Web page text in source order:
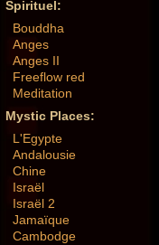
Spirituel:
Bouddha
Anges
Anges II
Freeflow red
Meditation
Mystic Places:
L'Egypte
Andalousie
Chine
Israël
Israël 2
Jamaïque
Cambodge